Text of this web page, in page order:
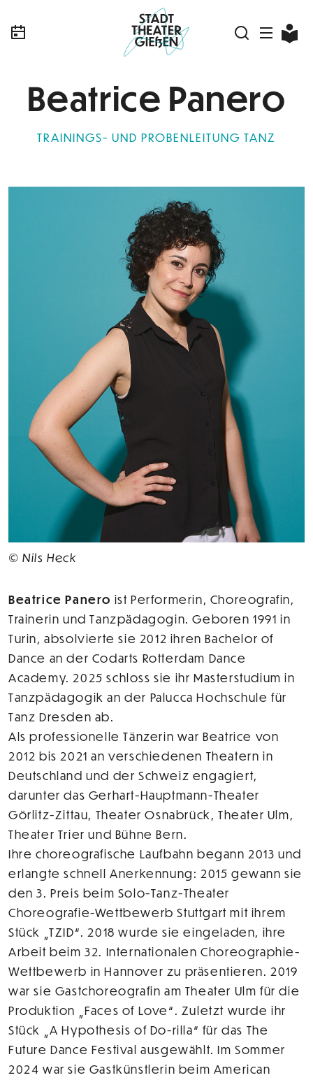
Beatrice Panero
TRAININGS- UND PROBENLEITUNG TANZ
© Nils Heck
Beatrice Panero ist Performerin, Choreografin,
Trainerin und Tanzpädagogin. Geboren 1991 in
Turin, absolvierte sie 2012 ihren Bachelor of
Dance an der Codarts Rotterdam Dance
Academy. 2025 schloss sie ihr Masterstudium in
Tanzpädagogik an der Palucca Hochschule für
Tanz Dresden ab.
Als professionelle Tänzerin war Beatrice von
2012 bis 2021 an verschiedenen Theatern in
Deutschland und der Schweiz engagiert,
darunter das Gerhart-Hauptmann-Theater
Görlitz-Zittau, Theater Osnabrück, Theater Ulm,
Theater Trier und Bühne Bern.
Ihre choreografische Laufbahn begann 2013 und
erlangte schnell Anerkennung: 2015 gewann sie
den 3. Preis beim Solo-Tanz-Theater
Choreografie-Wettbewerb Stuttgart mit ihrem
Stück „TZID“. 2018 wurde sie eingeladen, ihre
Arbeit beim 32. Internationalen Choreographie-
Wettbewerb in Hannover zu präsentieren. 2019
war sie Gastchoreografin am Theater Ulm für die
Produktion „Faces of Love“. Zuletzt wurde ihr
Stück „A Hypothesis of Do-rilla“ für das The
Future Dance Festival ausgewählt. Im Sommer
2024 war sie Gastkünstlerin beim American